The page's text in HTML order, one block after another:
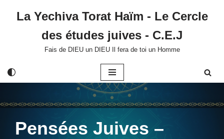
La Yechiva Torat Haïm - Le Cercle
des études juives - C.E.J
Fais de DIEU un DIEU Il fera de toi un Homme
Pensées Juives –